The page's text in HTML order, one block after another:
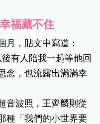
福藏不住
月，貼文中寫道：
後有人陪我一起等他回
念，也流露出滿滿幸
音波照，王齊麟則從
種「我們的小世界要